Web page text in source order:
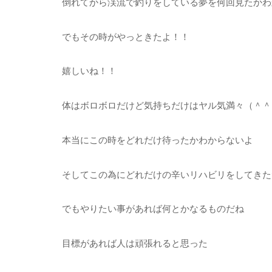
でもその時がやっときたよ！！
嬉しいね！！
体はボロボロだけど気持ちだけはヤル気満々（＾＾
本当にこの時をどれだけ待ったかわからないよ
そしてこの為にどれだけの辛いリハビリをしてきた
でもやりたい事があれば何とかなるものだね
目標があれば人は頑張れると思った